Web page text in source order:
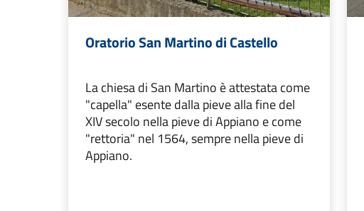
Oratorio San Martino di Castello
La chiesa di San Martino è attestata come
"capella" esente dalla pieve alla fine del
XIV secolo nella pieve di Appiano e come
"rettoria" nel 1564, sempre nella pieve di
Appiano.